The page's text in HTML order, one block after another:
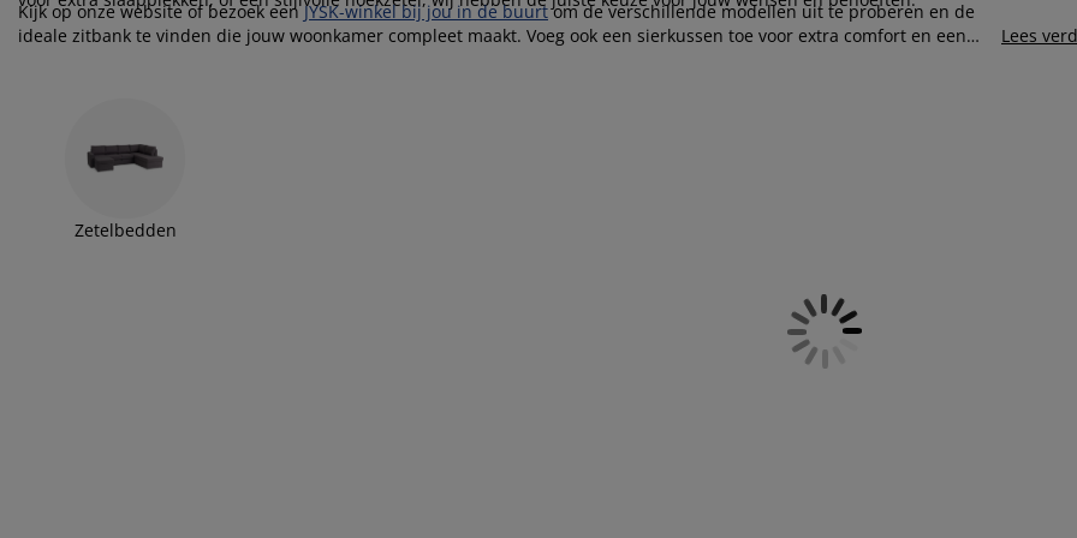
Kijk op onze website of bezoek eenJYSK-winkel bij jou in de buurtom de verschillende modellen uit te proberen en de
ideale zitbank te vinden die jouw woonkamer compleet maakt. Voeg ook een sierkussen toe voor extra comfort en een
Lees
Zetelbedden